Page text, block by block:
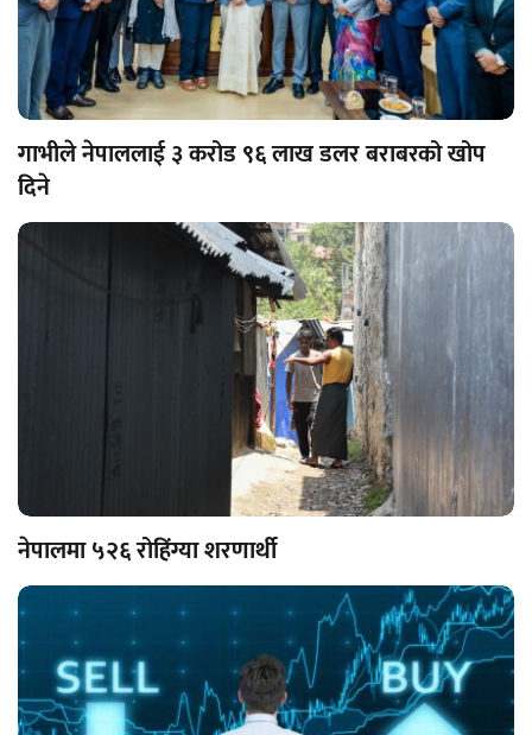
गाभीले नेपाललाई ३ करोड ९६ लाख डलर बराबरको खोप
दिने
नेपालमा ५२६ रोहिंग्या शरणार्थी